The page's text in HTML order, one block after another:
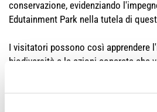
conservazione, evidenziando
Edutainment Park nella tutela di
I visitatori possono così apprendere
biodiversità e le azioni concrete che